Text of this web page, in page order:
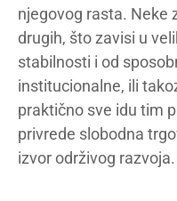
njegovog rasta. Neke
drugih, što zavisi u
stabilnosti i od
institucionalne, ili
praktično sve idu tim
privrede slobodna
izvor održivog razvoja.